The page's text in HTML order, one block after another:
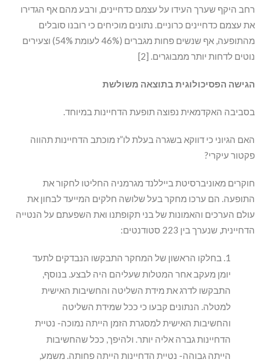
רחב היקף שערך העידו על עצמם כדחיינים, ורבע מהם אף הגדירו
את עצמם כדחיינים כרוניים. נתונים מוכיחים כי רובנו סובלים
מהתופעה, אף שנשים פחות מגברים (46% לעומת 54%) וצעירים
נוטים לדחות יותר ממבוגרים. [2]
הגישה הפסיכולוגית בתוצאה משולשת
בסביבה האקדמאית נפוצה תופעת הדחיינות במיוחד.
האם הגיוני כי דווקא בשגרה בעלת לו”ז מוכתב הדחיינות תהווה
פקטור עיקרי?
חוקרים מאוניברסיטת בייללנד מגרמניה החליטו לחקור את
התופעה. הם ערכו מחקר בעל שלושה חלקים המייעד לבחון את
עולם הערכים והאמונות של בני תקופתנו ואת השפעתם על הנטייה
הדחיינית, שנערך בין 223 סטודנטים:
בחלקו הראשון של המחקר התבקשו הנבדקים לתעד
יומן מעקב אחר המטלות שעליהם היה לבצע. בנוסף,
התבקשו לדרג את מידת השליטה והחשיבות האישית
למטלה. הנתונים קבעו כי ככל שמידת השליטה
והחשיבות האישית למסגרת הזמן הייתה נמוכה- נטיית
הדחיינות גברה אליה יותר. ולהיפך, ככל שהחשיבות
הייתה גבוהה- נטיית הדחיינות הייתה פחותה. משמע,